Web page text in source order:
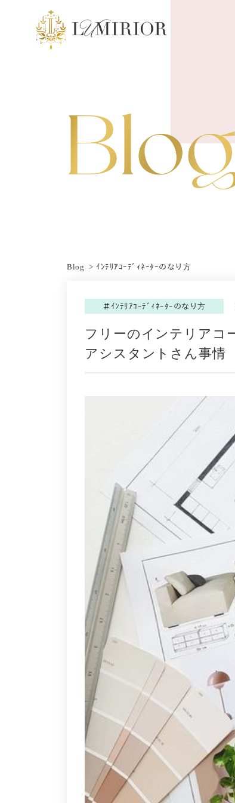
Blog ｲﾝﾃﾘｱｺｰﾃﾞｨﾈｰﾀｰのなり方
＃ｲﾝﾃﾘｱｺｰﾃﾞｨﾈｰﾀｰのなり方
フリーのインテリアコ
アシスタントさん事情